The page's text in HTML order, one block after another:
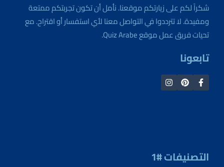
شكراً لكم على زيارتكم موقعنا. نأمل أن تكون تجربتكم ممتعة
ومفيدة. لا تترددوا في التواصل معنا لأي استفسار أو اقتراح. مع
تحيات فريق عمل موقع Quiz Arabe.
تابعونا
التصنيفات #1